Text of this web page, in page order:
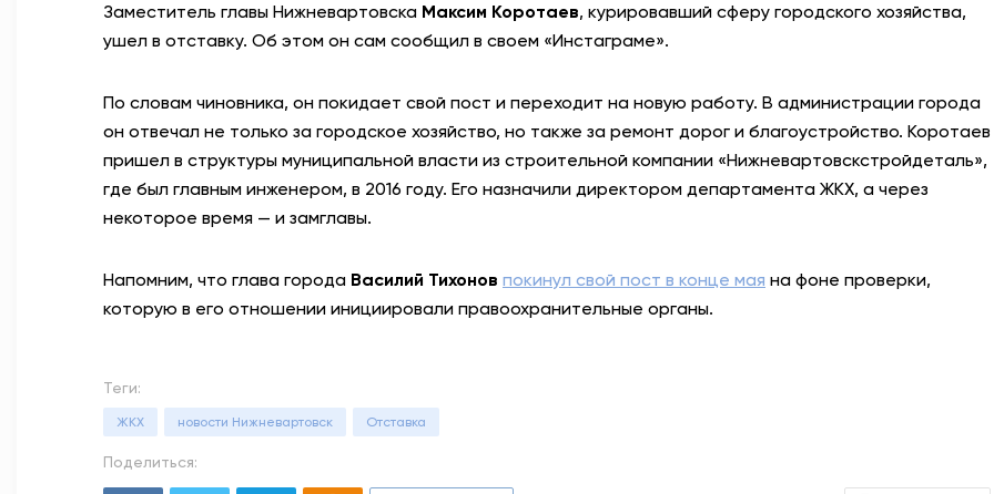
ЭТО У НАС СЕМЕЙНОЕ
НОВОСТИ
Заместитель главы Нижневартовска Максим Коротаев, курировавший сферу городского хозяйства,
ушел в отставку. Об этом он сам сообщил в своем «Инстаграме».
По словам чиновника, он покидает свой пост и переходит на новую работу. В администрации города
он отвечал не только за городское хозяйство, но также за ремонт дорог и благоустройство. Коротаев
пришел в структуры муниципальной власти из строительной компании «Нижневартовскстройдеталь»,
где был главным инженером, в 2016 году. Его назначили директором департамента ЖКХ, а через
некоторое время — и замглавы.
Напомним, что глава города Василий Тихонов покинул свой пост в конце мая на фоне проверки,
которую в его отношении инициировали правоохранительные органы.
Теги:
ЖКХ новости Нижневартовск Отставка
Поделиться: